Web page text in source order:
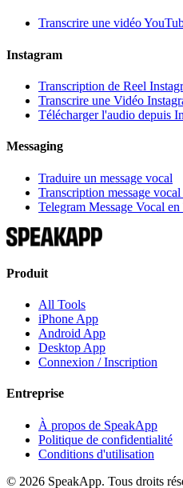
Transcrire une vidéo
Instagram
Transcription de Reel
Transcrire une Vidéo
Télécharger l'audio depuis
Messaging
Traduire un message vocal
Transcription message
Telegram Message Vocal en
Produit
All Tools
iPhone App
Android App
Desktop App
Connexion / Inscription
Entreprise
À propos de SpeakApp
Politique de confidentialité
Conditions d'utilisation
© 2026 SpeakApp. Tous droits